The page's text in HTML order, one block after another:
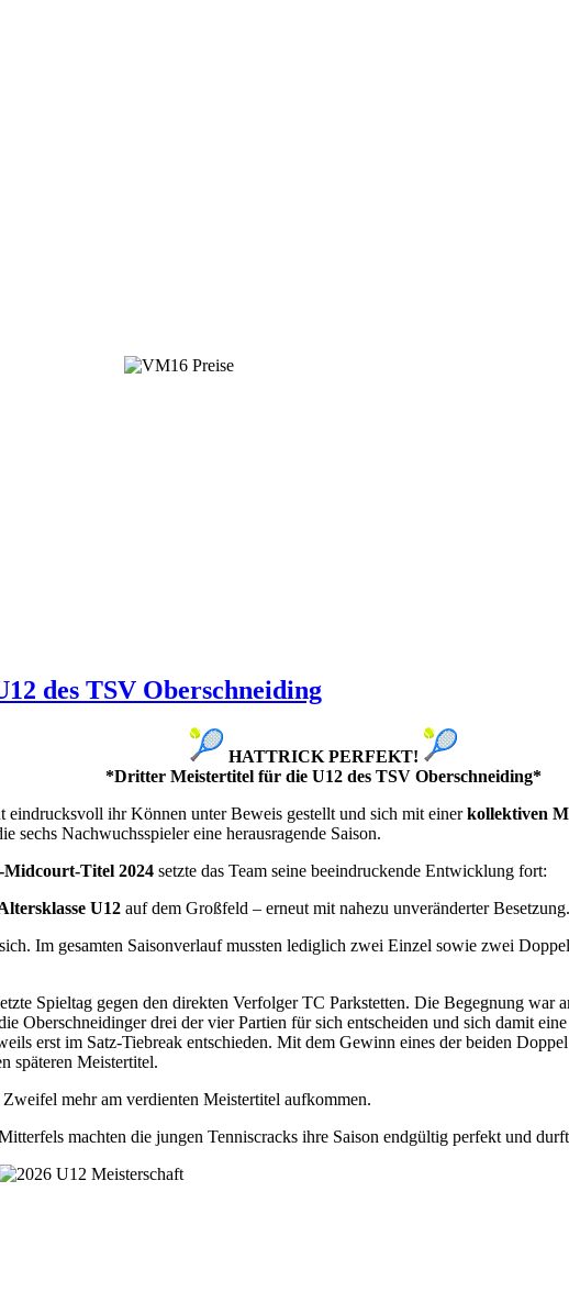
des TSV Oberschneiding
HATTRICK PERFEKT!
*Dritter Meistertitel für die U12 des TSV Oberschneiding*
eindrucksvoll ihr Können unter Beweis gestellt und sich mit einerkollektiven
Nachwuchsspieler eine herausragende Saison.
Midcourt-Titel 2024 setzte das Team seine beeindruckende Entwicklung fort:
U12 auf dem Großfeld – erneut mit nahezu unveränderter Besetzung.
Im gesamten Saisonverlauf mussten lediglich zwei Einzel sowie zwei
Spieltag gegen den direkten Verfolger TC Parkstetten. Die Begegnung
Oberschneidinger drei der vier Partien für sich entscheiden und sich damit
erst im Satz-Tiebreak entschieden. Mit dem Gewinn eines der beiden
späteren Meistertitel.
mehr am verdienten Meistertitel aufkommen.
machten die jungen Tenniscracks ihre Saison endgültig perfekt und